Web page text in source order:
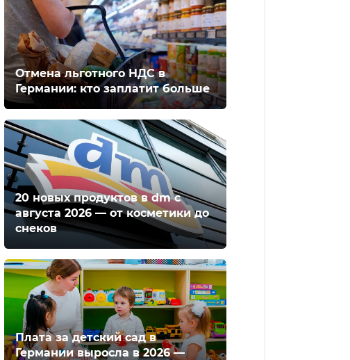
Отмена льготного НДС в
Германии: кто заплатит больше
20 новых продуктов в dm с
августа 2026 — от косметики до
снеков
Плата за детский сад в
Германии выросла в 2026 —